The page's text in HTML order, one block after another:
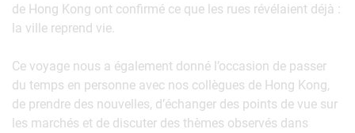
de Hong Kong ont confirmé ce que les rues révélaient déjà :
la ville reprend vie.
Ce voyage nous a également donné l’occasion de passer
du temps en personne avec nos collègues de Hong Kong,
de prendre des nouvelles, d’échanger des points de vue sur
les marchés et de discuter des thèmes observés dans